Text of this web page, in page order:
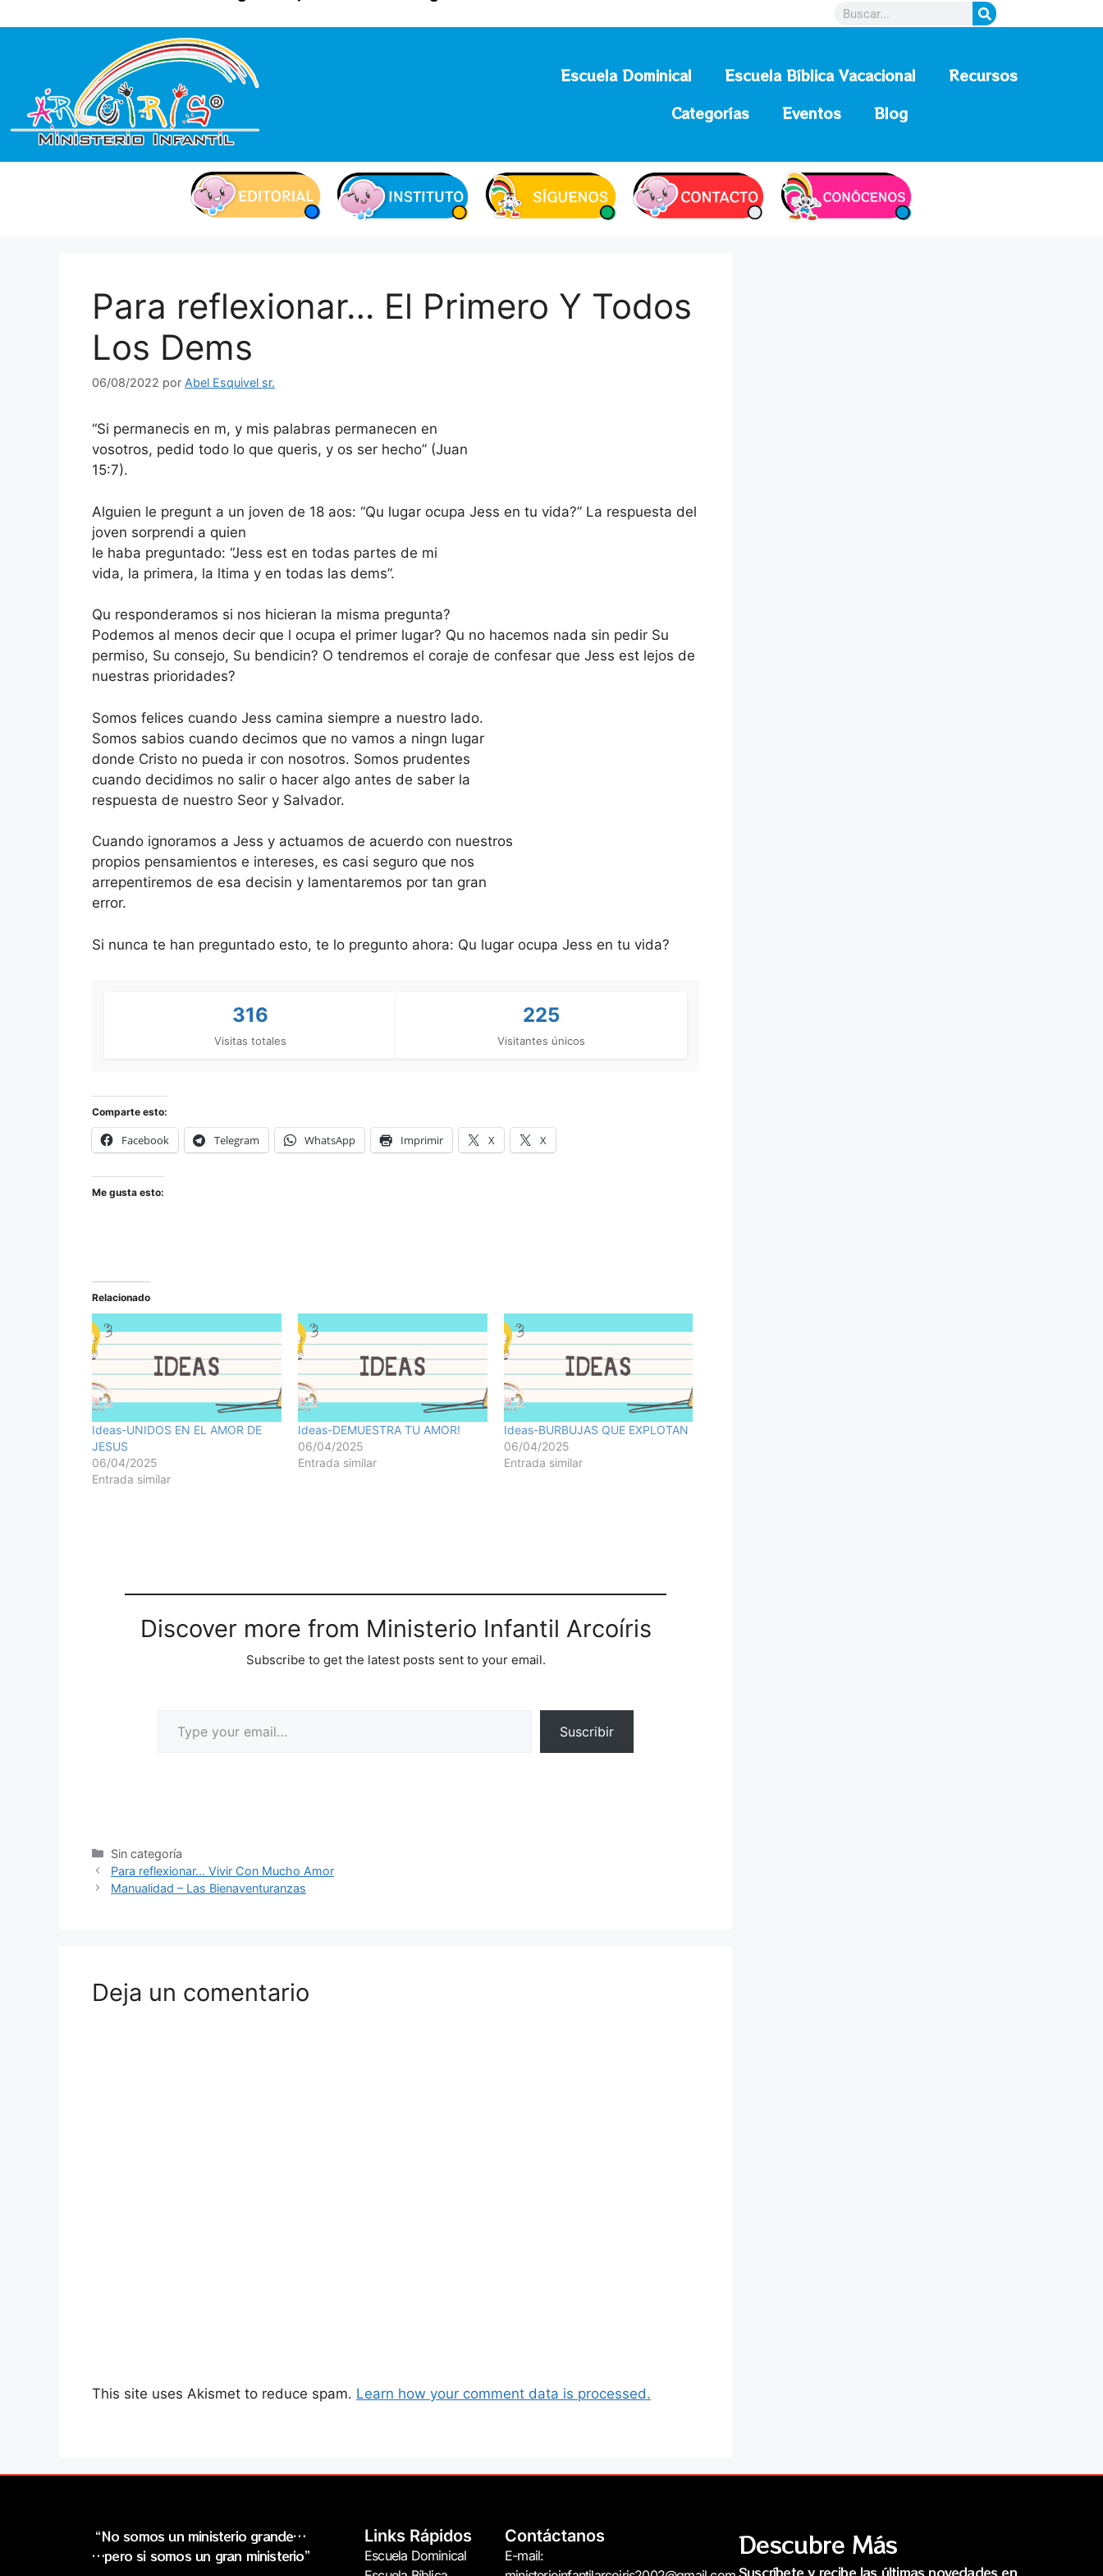
Escuela Dominical Escuela Bíblica Vacacional
Recursos
Categorías
Eventos Blog
Para reflexionar… El Primero Y Todos
Los Dems
06/08/2022 por Abel Esquivel sr.
“Si permanecis en m, y mis palabras permanecen en
vosotros, pedid todo lo que queris, y os ser hecho” (Juan
15:7).
Alguien le pregunt a un joven de 18 aos: “Qu lugar ocupa Jess en tu vida?” La respuesta del
joven sorprendi a quien
le haba preguntado: “Jess est en todas partes de mi
vida, la primera, la ltima y en todas las dems”.
Qu responderamos si nos hicieran la misma pregunta?
Podemos al menos decir que l ocupa el primer lugar? Qu no hacemos nada sin pedir Su
permiso, Su consejo, Su bendicin? O tendremos el coraje de confesar que Jess est lejos de
nuestras prioridades?
Somos felices cuando Jess camina siempre a nuestro lado.
Somos sabios cuando decimos que no vamos a ningn lugar
donde Cristo no pueda ir con nosotros. Somos prudentes
cuando decidimos no salir o hacer algo antes de saber la
respuesta de nuestro Seor y Salvador.
Cuando ignoramos a Jess y actuamos de acuerdo con nuestros
propios pensamientos e intereses, es casi seguro que nos
arrepentiremos de esa decisin y lamentaremos por tan gran
error.
Si nunca te han preguntado esto, te lo pregunto ahora: Qu lugar ocupa Jess en tu vida?
316
Visitas totales
225
Visitantes únicos
Comparte esto:
Facebook Telegram WhatsApp Imprimir X X
Me gusta esto:
Relacionado
Ideas-UNIDOS EN EL AMOR DE
JESUS
06/04/2025
Entrada similar
Ideas-DEMUESTRA TU AMOR!
06/04/2025
Entrada similar
Ideas-BURBUJAS QUE EXPLOTAN
06/04/2025
Entrada similar
Discover more from Ministerio Infantil Arcoíris
Subscribe to get the latest posts sent to your email.
Suscribir
Sin categoría
Para reflexionar… Vivir Con Mucho Amor
Manualidad – Las Bienaventuranzas
Deja un comentario
This site uses Akismet to reduce spam. Learn how your comment data is processed.
“No somos un ministerio grande…
…pero si somos un gran ministerio”
Links Rápidos
Escuela Dominical
Contáctanos
E-mail:
Descubre Más
Suscríbete y recibe las últimas novedades en